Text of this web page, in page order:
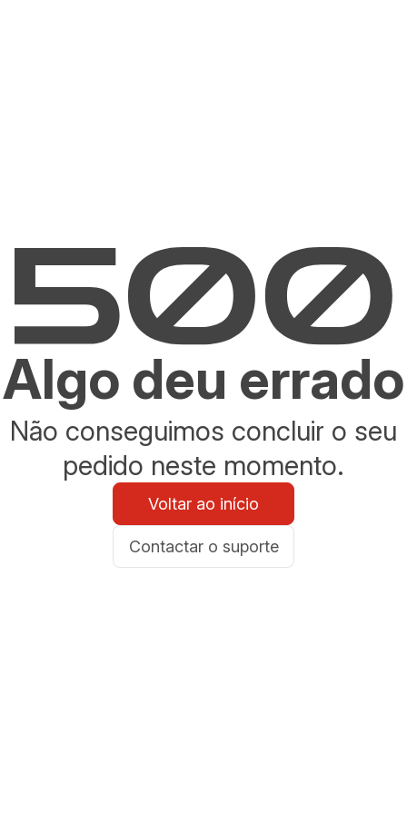
Algo deu errado
Não conseguimos concluir o seu
pedido neste momento.
Voltar ao início
Contactar o suporte